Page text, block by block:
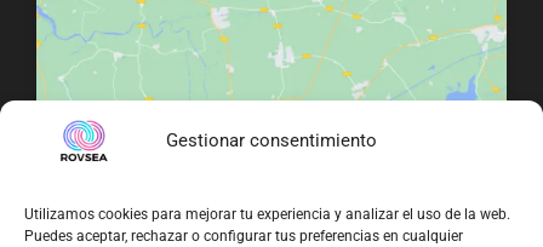
Gestionar consentimiento
Utilizamos cookies para mejorar tu experiencia y analizar el uso de la web.
Puedes aceptar, rechazar o configurar tus preferencias en cualquier
Haz clic para aceptar cookies de marketing